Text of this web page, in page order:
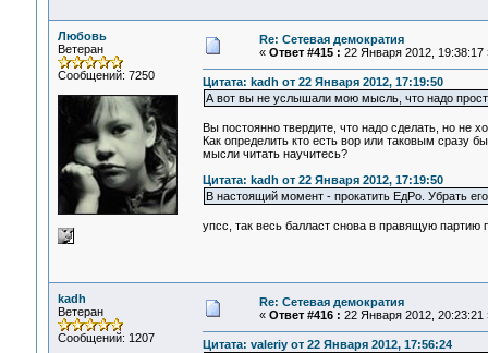
Любовь
Ветеран
Сообщений: 7250
Re: Сетевая демократия
« Ответ #415 : 22 Января 2012, 19:38:17
Цитата: kadh от 22 Января 2012, 17:19:50
А вот вы не услышали мою мысль, что надо
Вы постоянно твердите, что надо сделать, но не
Как определить кто есть вор или таковым сразу
мысли читать научитесь?
Цитата: kadh от 22 Января 2012, 17:19:50
В настоящий момент - прокатить ЕдРо. Убрать
упсс, так весь балласт снова в правящую партию
kadh
Ветеран
Сообщений: 1207
Re: Сетевая демократия
« Ответ #416 : 22 Января 2012, 20:23:21
Цитата: valeriy от 22 Января 2012, 17:56:24